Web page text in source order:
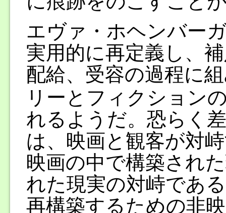
エヴァ・ホヘンバー
実用的に再定義し、
配給、受容の過程に
リーとフィクション
れるようだ。恐らく
は、映画と観客が対
映画の中で構築され
れた現実の対峙であ
再構築するための非